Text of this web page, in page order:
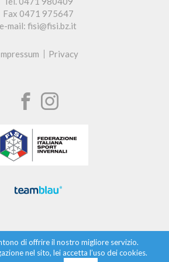
Fax 0471 975647
e-mail: fisi@fisi.bz.it
Privacy
di offrire il nostro migliore servizio.
nel sito, lei accetta l’uso dei cookies.